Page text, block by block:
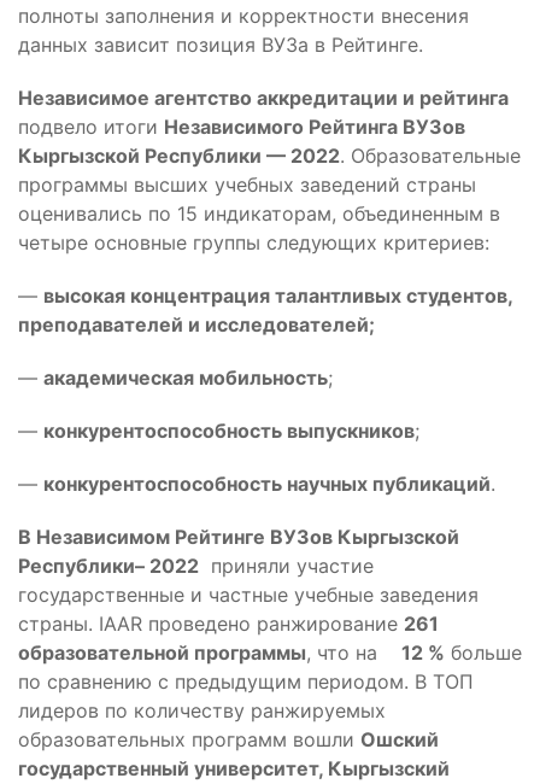
полноты заполнения и корректности внесения
данных зависит позиция ВУЗа в Рейтинге.
Независимое агентство аккредитации и рейтинга
подвело итоги Независимого Рейтинга ВУЗов
Кыргызской Республики — 2022. Образовательные
программы высших учебных заведений страны
оценивались по 15 индикаторам, объединенным в
четыре основные группы следующих критериев:
— высокая концентрация талантливых студентов,
преподавателей и исследователей;
— академическая мобильность;
— конкурентоспособность выпускников;
— конкурентоспособность научных публикаций.
В Независимом Рейтинге ВУЗов Кыргызской
Республики– 2022 приняли участие
государственные и частные учебные заведения
страны. IAAR проведено ранжирование 261
образовательной программы, что на 12 % больше
по сравнению с предыдущим периодом. В ТОП
лидеров по количеству ранжируемых
образовательных программ вошли Ошский
государственный университет, Кыргызский